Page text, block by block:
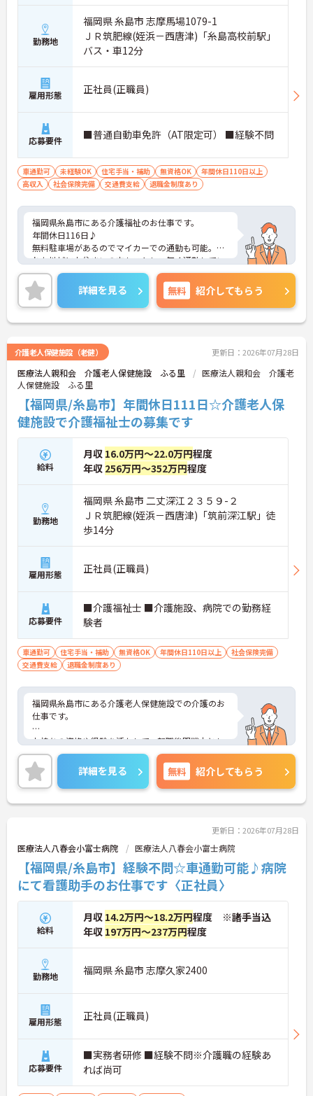
勤務地
福岡県 糸島市 志摩馬場1079-1
ＪＲ筑肥線(姪浜－西唐津)「糸島高校前駅」
バス・車12分
雇用形態 正社員(正職員)
応募要件 ■普通自動車免許（AT限定可） ■経験不問
車通勤可 未経験OK 住宅手当・補助 無資格OK
年間休日110日以上
高収入
社会保険完備 交通費支給 退職金制度あり
福岡県糸島市にある介護福祉のお仕事です。
年間休日116日♪
無料駐車場があるのでマイカーでの通勤も可能。離
れた地域にお住まいの方もストレス無く通勤してい
ただけます。
ご興味がある方は是非一度マイナビまでお問合せ下
さい。更に詳細などお伝えします。
詳細を見る 無料 紹介してもらう
介護老人保健施設（老健） 更新日：2026年07月28日
医療法人親和会 介護老人保健施設 ふる里
医療法人親和会 介護老
人保健施設 ふる里
【福岡県/糸島市】年間休日111日☆介護老人保
健施設で介護福祉士の募集です
給料
月収 16.0万円～22.0万円程度
年収 256万円～352万円程度
勤務地
福岡県 糸島市 二丈深江２３５９-２
ＪＲ筑肥線(姪浜－西唐津)「筑前深江駅」徒
歩14分
雇用形態 正社員(正職員)
応募要件
■介護福祉士 ■介護施設、病院での勤務経
験者
車通勤可 住宅手当・補助 無資格OK 年間休日110日以上
社会保険完備
交通費支給
退職金制度あり
福岡県糸島市にある介護老人保健施設での介護のお
仕事です。
お持ちの資格や経験を活かして、転職後即戦力とし
て活躍できる環境があります。
年間休日110日以上あり、しっかり働いてしっかり
休める、社員にとって理想の働き方を実現できます
♪
育児休暇取得実績があり、小さなお子様がいらっし
ゃる方に理解があるので、安心して働いて頂けま
す。
マイカー通勤も可能なため、通勤に便利です。
ご興味がある方は是非一度マイナビまでお問合せ下
さい。更に詳細などお伝えします。
詳細を見る 無料 紹介してもらう
更新日：2026年07月28日
医療法人八春会小富士病院 医療法人八春会小富士病院
【福岡県/糸島市】経験不問☆車通勤可能♪病院
にて看護助手のお仕事です〈正社員〉
給料
月収 14.2万円～18.2万円程度 ※諸手当込
年収 197万円～237万円程度
勤務地 福岡県 糸島市 志摩久家2400
雇用形態 正社員(正職員)
応募要件
■実務者研修 ■経験不問※介護職の経験あ
れば尚可